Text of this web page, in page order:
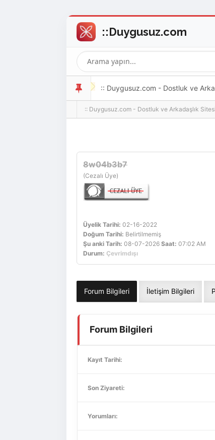
:: Duygusuz.com - Dostluk ve
oldukça kolay ve zahmetsizdir.
:: Duygusuz.com - Dostluk ve Arkadaşlık Sitesi
8w04b3b7
(Cezalı Üye)
Üyelik Tarihi: 02-16-2022
Doğum Tarihi: Belirtilmemiş
Şu anki Tarih: 08-07-2026 Saat: 07:02 AM
Durum: Çevrimdışı
Forum Bilgileri İletişim Bilgileri
Forum Bilgileri
Kayıt Tarihi:
Son Ziyareti:
Yorumları: